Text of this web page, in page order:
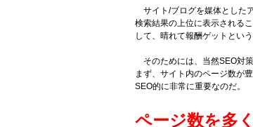
サイト/ブログを媒体とした
検索結果の上位に表示される
して、晴れて報酬ゲットという
そのためには、当然SEO対策
まず、サイト内のページ数が
SEO的に非常に重要なのだ。
ページ数を多